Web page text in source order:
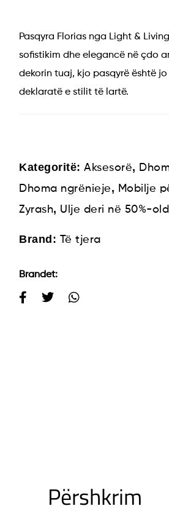
Pasqyra Florias nga Light &
sofistikim dhe elegancë në çdo
dekorin tuaj, kjo pasqyrë është
deklaratë e stilit të lartë.
Kategoritë:Aksesorë,
Dhoma ngrënieje, Mobilje
Zyrash, Ulje deri në 50%-old
Brand: Të tjera
Brandet:
Përshkrim